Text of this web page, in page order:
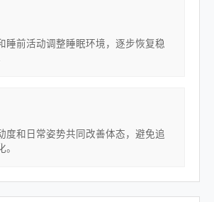
睡前活动调整睡眠环境，逐步恢复稳
度和日常姿势共同改善体态，避免追
。